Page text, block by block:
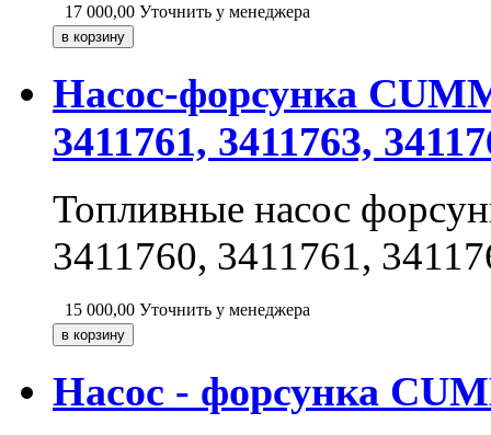
17 000,00 Уточнить у менеджера
Насос-форсунка
3411761, 3411763,
Топливные насос
3411760, 3411761,
15 000,00 Уточнить у менеджера
Насос - форсунка